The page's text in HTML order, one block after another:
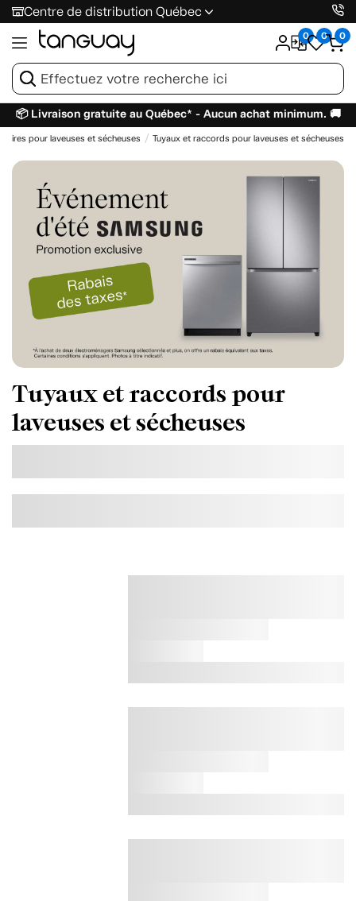
Centre de distribution Québec
0 0 0
📦 Livraison gratuite au Québec* - Aucun achat minimum. 🚚
pour laveuses et sécheuses Tuyaux et raccords pour laveuses et sécheuses
Tuyaux et raccords pour
laveuses et sécheuses